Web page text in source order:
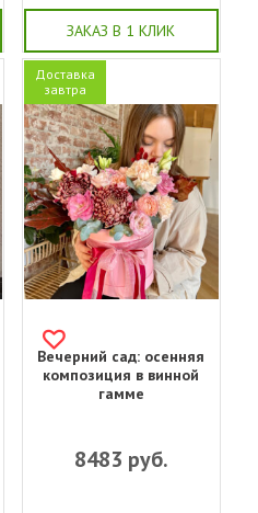
ЗАКАЗ В 1 КЛИК
Доставка
завтра
Вечерний сад: осенняя
композиция в винной
гамме
8483 руб.